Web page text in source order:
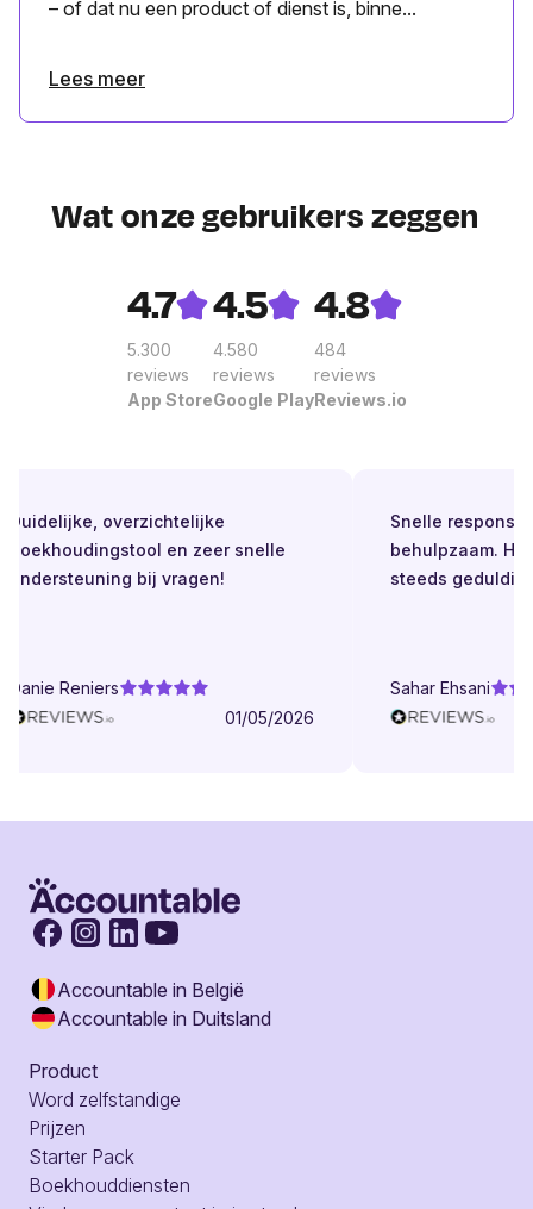
– of dat nu een product of dienst is, binne...
Lees meer
Wat onze gebruikers zeggen
4.7
5.300
reviews
App Store
4.5
4.580
reviews
Google Play
4.8
484
reviews
Reviews.io
Duidelijke, overzichtelijke
boekhoudingstool en zeer snelle
ondersteuning bij vragen!
Danie Reniers
01/05/2026
Snelle respons.
behulpzaam.
steeds geduldig.
Sahar Ehsani
Accountable in België
Accountable in Duitsland
Product
Word zelfstandige
Prijzen
Starter Pack
Boekhouddiensten